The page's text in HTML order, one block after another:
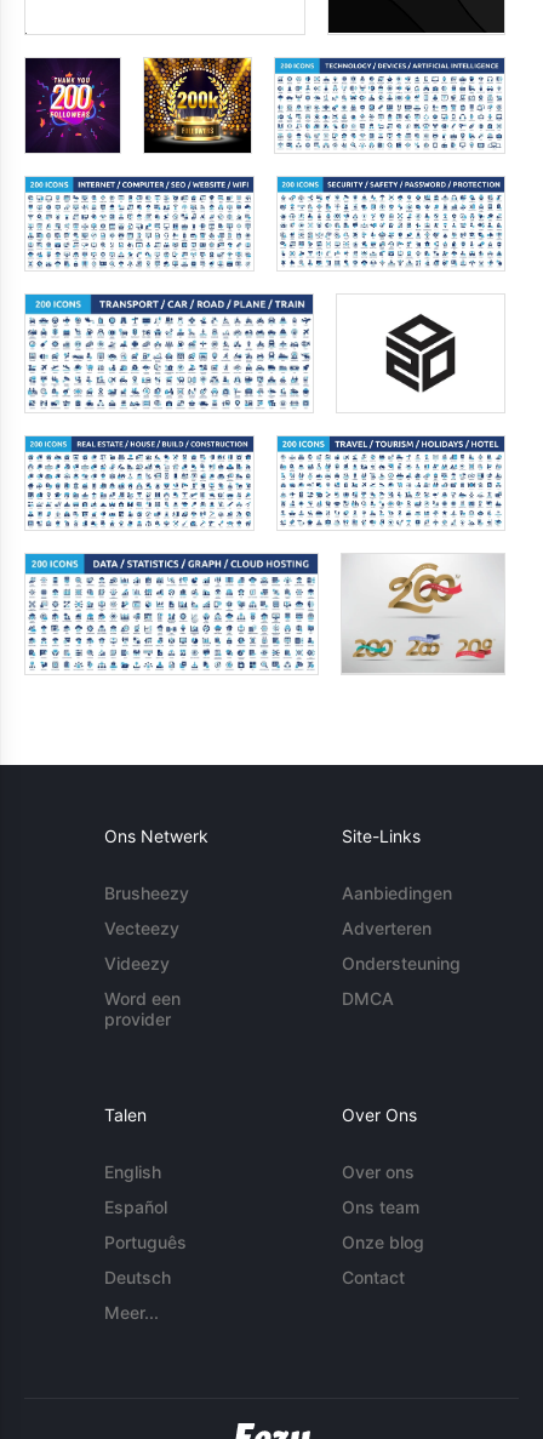
Ons Netwerk
Brusheezy
Vecteezy
Videezy
Word een
provider
Site-Links
Aanbiedingen
Adverteren
Ondersteuning
DMCA
Talen
English
Español
Português
Deutsch
Meer...
Over Ons
Over ons
Ons team
Onze blog
Contact